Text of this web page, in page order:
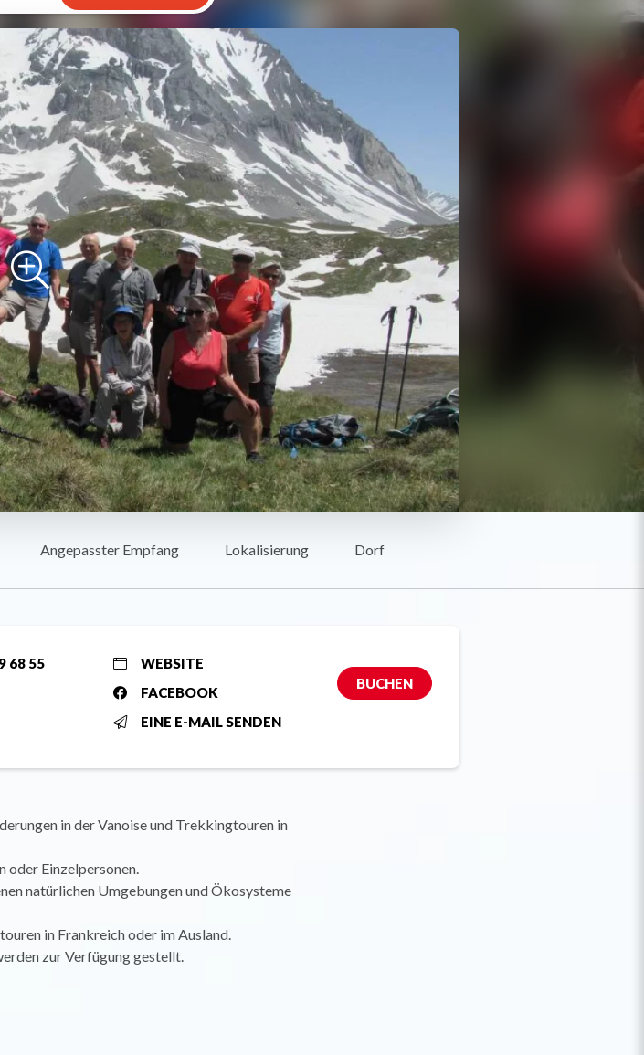
Angepasster Empfang Lokalisierung Dorf
68 55
WEBSITE
FACEBOOK
EINE E-MAIL SENDEN
BUCHEN
in der Vanoise und Trekkingtouren in
Einzelpersonen.
natürlichen Umgebungen und Ökosysteme
in Frankreich oder im Ausland.
zur Verfügung gestellt.